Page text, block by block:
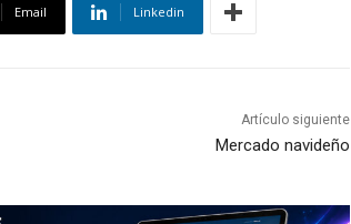
Email Linkedin
Artículo siguiente
Mercado navideño